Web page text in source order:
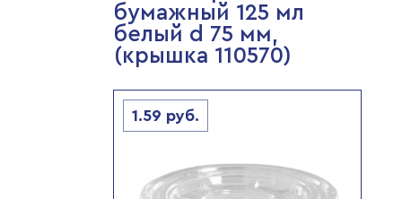
бумажный 125 мл
белый d 75 мм,
(крышка 110570)
1.59 руб.